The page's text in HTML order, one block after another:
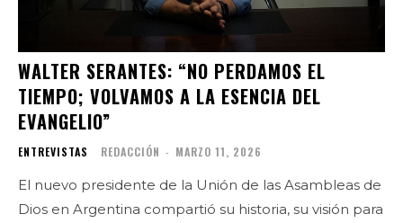
WALTER SERANTES: “NO PERDAMOS EL
TIEMPO; VOLVAMOS A LA ESENCIA DEL
EVANGELIO”
ENTREVISTAS REDACCIÓN - MARZO 11, 2026
El nuevo presidente de la Unión de las Asambleas de
Dios en Argentina compartió su historia, su visión para